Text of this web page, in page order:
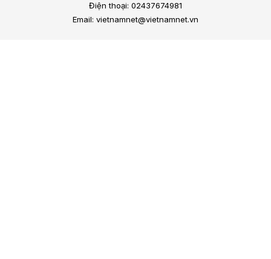
Điện thoại: 02437674981
Email: vietnamnet@vietnamnet.vn